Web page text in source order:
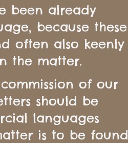
been already
because these
often also keenly
the matter.
of our
should be
languages
is to be found